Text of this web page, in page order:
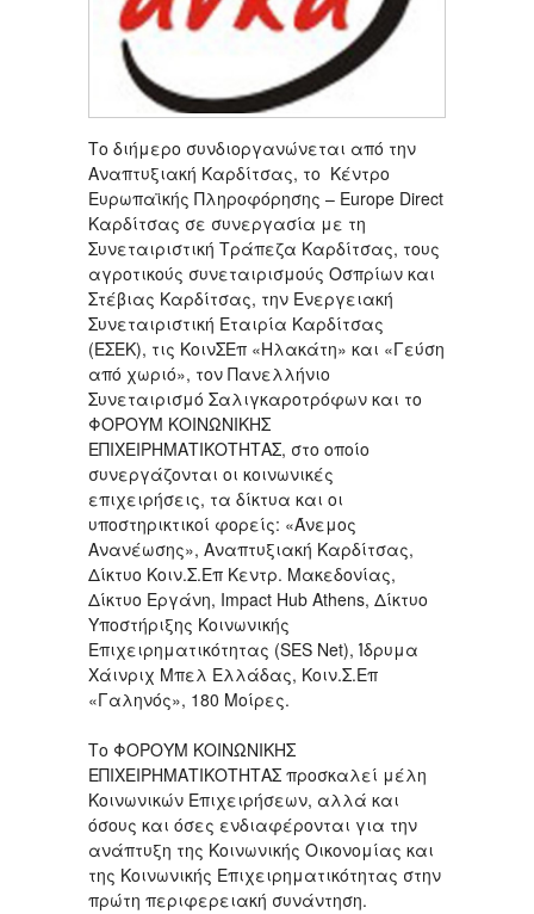
Το διήμερο συνδιοργανώνεται από την
Αναπτυξιακή Καρδίτσας, το Κέντρο
Ευρωπαϊκής Πληροφόρησης – Europe Direct
Καρδίτσας σε συνεργασία με τη
Συνεταιριστική Τράπεζα Καρδίτσας, τους
αγροτικούς συνεταιρισμούς Οσπρίων και
Στέβιας Καρδίτσας, την Ενεργειακή
Συνεταιριστική Εταιρία Καρδίτσας
(ΕΣΕΚ), τις ΚοινΣΕπ «Ηλακάτη» και «Γεύση
από χωριό», τον Πανελλήνιο
Συνεταιρισμό Σαλιγκαροτρόφων και το
ΦΟΡΟΥΜ ΚΟΙΝΩΝΙΚΗΣ
ΕΠΙΧΕΙΡΗΜΑΤΙΚΟΤΗΤΑΣ, στο οποίο
συνεργάζονται οι κοινωνικές
επιχειρήσεις, τα δίκτυα και οι
υποστηρικτικοί φορείς: «Άνεμος
Ανανέωσης», Αναπτυξιακή Καρδίτσας,
Δίκτυο Κοιν.Σ.Επ Κεντρ. Μακεδονίας,
Δίκτυο Εργάνη, Impact Hub Athens, Δίκτυο
Υποστήριξης Κοινωνικής
Επιχειρηματικότητας (SES Net), Ίδρυμα
Χάινριχ Μπελ Ελλάδας, Κοιν.Σ.Επ
«Γαληνός», 180 Μοίρες.
Το ΦΟΡΟΥΜ ΚΟΙΝΩΝΙΚΗΣ
ΕΠΙΧΕΙΡΗΜΑΤΙΚΟΤΗΤΑΣ προσκαλεί μέλη
Κοινωνικών Επιχειρήσεων, αλλά και
όσους και όσες ενδιαφέρονται για την
ανάπτυξη της Κοινωνικής Οικονομίας και
της Κοινωνικής Επιχειρηματικότητας στην
πρώτη περιφερειακή συνάντηση.